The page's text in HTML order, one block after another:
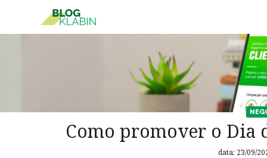
Pular para o Conteúdo principal
Como promover o Dia
data: 23/09/